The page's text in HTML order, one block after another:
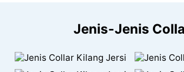
Jenis-Jenis